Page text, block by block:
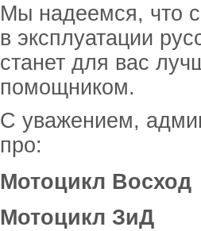
Мы надеемся, что
в эксплуатации
станет для вас
помощником.
С уважением,
про:
Мотоцикл Восход
Мотоцикл ЗиД